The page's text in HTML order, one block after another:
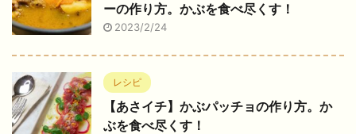
ーの作り方。かぶを食べ尽くす！
2023/2/24
レシピ
【あさイチ】かぶパッチョの作り方。か
ぶを食べ尽くす！